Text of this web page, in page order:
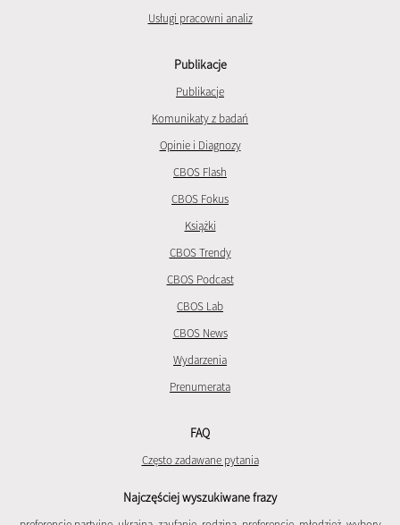
Usługi pracowni analiz
Publikacje
Publikacje
Komunikaty z badań
Opinie i Diagnozy
CBOS Flash
CBOS Fokus
Książki
CBOS Trendy
CBOS Podcast
CBOS Lab
CBOS News
Wydarzenia
Prenumerata
FAQ
Często zadawane pytania
Najczęściej wyszukiwane frazy